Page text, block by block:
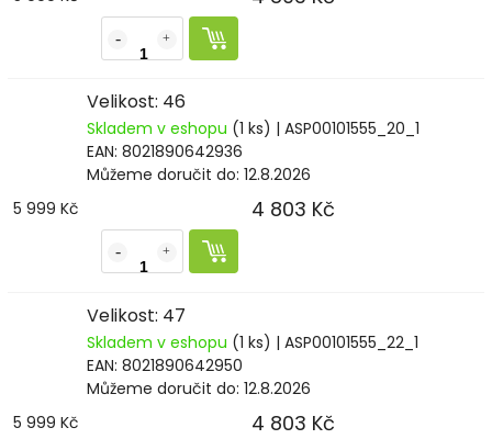
Velikost: 46
Skladem v eshopu (1 ks) | ASP00101555_20_1
EAN: 8021890642936
Můžeme doručit do: 12.8.2026
5 999 Kč
4 803 Kč
Velikost: 47
Skladem v eshopu (1 ks) | ASP00101555_22_1
EAN: 8021890642950
Můžeme doručit do: 12.8.2026
5 999 Kč
4 803 Kč